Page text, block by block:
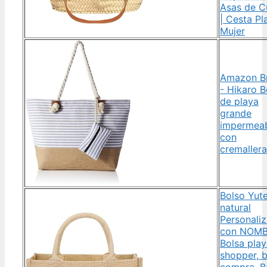
Asas de
| Cesta
Mujer
Amazon
- Hikaro
de playa
grande
con
cremallera
Bolso
natural
con
Bolsa
shopper,